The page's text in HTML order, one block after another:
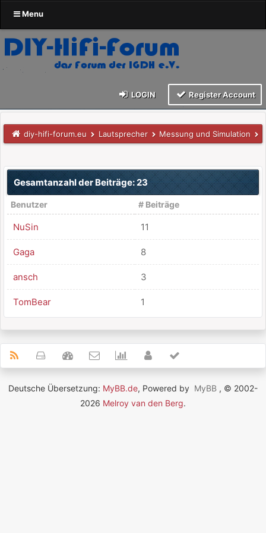
Menu
LOGIN Register Account
diy-hifi-forum.eu Lautsprecher Messung und Simulation
Gesamtanzahl der Beiträge: 23
Benutzer # Beiträge
NuSin 11
Gaga 8
ansch 3
TomBear 1
Deutsche Übersetzung: MyBB.de, Powered by MyBB , © 2002-
2026 Melroy van den Berg.